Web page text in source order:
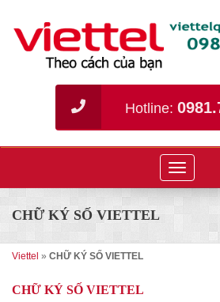
Hotline:
Toggle
CHỮ KÝ SỐ VIETTEL
Viettel » CHỮ KÝ SỐ VIETTEL
CHỮ KÝ SỐ VIETTEL